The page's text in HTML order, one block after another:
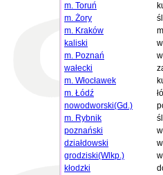
m. Toruń
m. Żory
m. Kraków
kaliski
m. Poznań
wałecki
m. Włocławek
m. Łódź
nowodworski(Gd.)
m. Rybnik
poznański
działdowski
grodziski(Wlkp.)
kłodzki